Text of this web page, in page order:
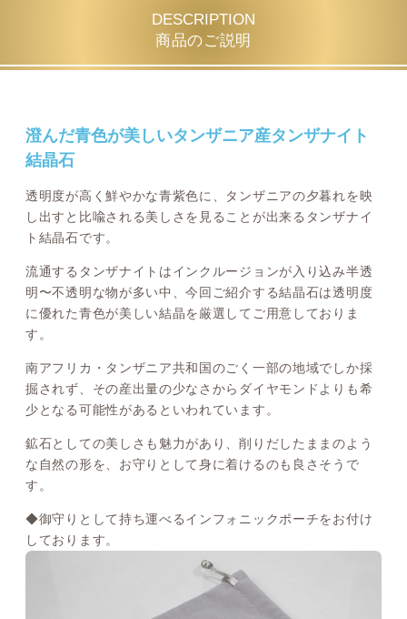
DESCRIPTION
商品のご説明
澄んだ青色が美しいタンザニア産タンザナイト
結晶石
透明度が高く鮮やかな青紫色に、タンザニアの夕暮れを映
し出すと比喩される美しさを見ることが出来るタンザナイ
ト結晶石です。
流通するタンザナイトはインクルージョンが入り込み半透
明〜不透明な物が多い中、今回ご紹介する結晶石は透明度
に優れた青色が美しい結晶を厳選してご用意しておりま
す。
南アフリカ・タンザニア共和国のごく一部の地域でしか採
掘されず、その産出量の少なさからダイヤモンドよりも希
少となる可能性があるといわれています。
鉱石としての美しさも魅力があり、削りだしたままのよう
な自然の形を、お守りとして身に着けるのも良さそうで
す。
◆御守りとして持ち運べるインフォニックポーチをお付け
しております。